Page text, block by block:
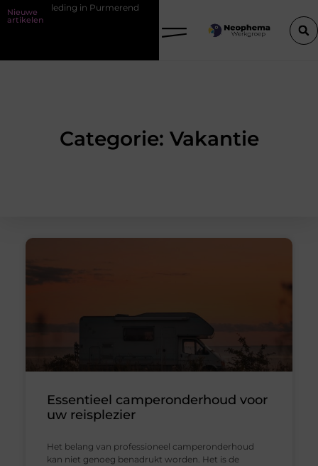
Nieuwe
artikelen
Waarom watersnijden ideaal is voor complexe contouren
Categorie: Vakantie
Essentieel camperonderhoud voor
uw reisplezier
Het belang van professioneel camperonderhoud
kan niet genoeg benadrukt worden. Het is de